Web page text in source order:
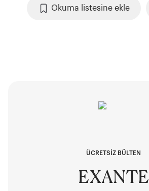
Okuma listesine ekle
ÜCRETSİZ BÜLTEN
EXANTE